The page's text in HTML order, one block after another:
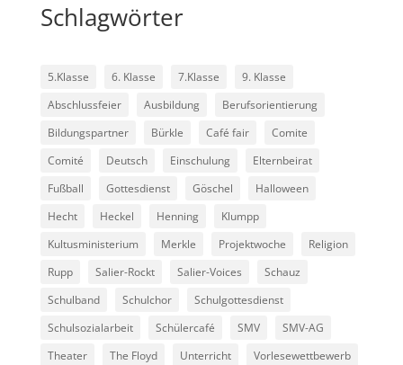
Schlagwörter
5.Klasse 6. Klasse 7.Klasse
9. Klasse
Abschlussfeier
Ausbildung
Berufsorientierung
Bildungspartner
Bürkle Café fair
Comite
Comité
Deutsch Einschulung
Elternbeirat
Fußball
Gottesdienst Göschel
Halloween
Hecht
Heckel Henning
Klumpp
Kultusministerium
Merkle Projektwoche
Religion
Rupp
Salier-Rockt Salier-Voices
Schauz
Schulband
Schulchor
Schulgottesdienst
Schulsozialarbeit
Schülercafé SMV
SMV-AG
Theater
The Floyd Unterricht
Vorlesewettbewerb